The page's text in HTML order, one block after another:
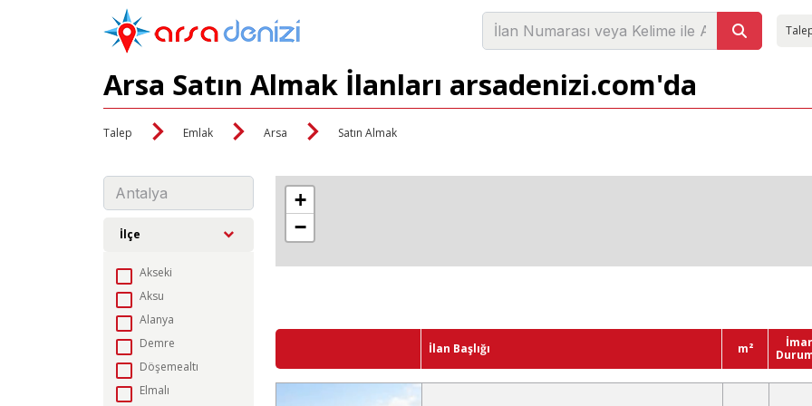
Arsa Satın Almak İlanları arsadenizi.com'da
Talep Emlak Arsa Satın Almak
İlçe
Akseki
Aksu
Alanya
Demre
Döşemealtı
Elmalı
10,000,000 TL
+
−
İlan Başlığı m²
İmar